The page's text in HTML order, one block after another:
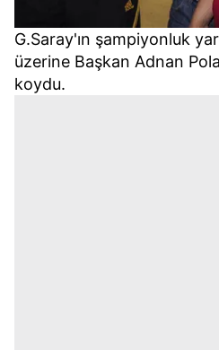
G.Saray'ın şampiyonluk
üzerine Başkan Adnan
koydu.